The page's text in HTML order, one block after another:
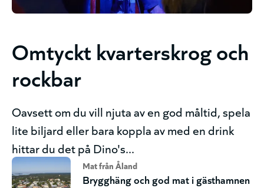
Omtyckt kvarterskrog och
rockbar
Oavsett om du vill njuta av en god måltid, spela
lite biljard eller bara koppla av med en drink
hittar du det på Dino's...
Mat från Åland
Brygghäng och god mat i gästhamnen